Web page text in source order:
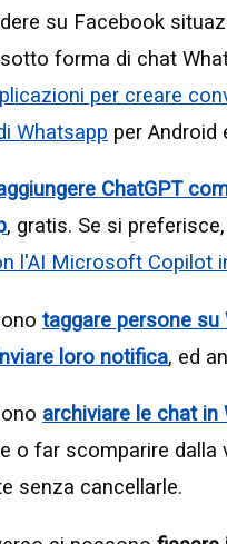
su Facebook
forma di chat
per creare
Whatsapp per Android
ChatGPT
, gratis. Se si
l'AI Microsoft Copilot
taggare persone su
loro notifica, ed
archiviare le chat in
o far scomparire dalla
senza cancellarle.